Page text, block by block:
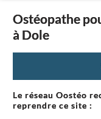
Ostéopathe
à Dole
Le réseau Oostéo
reprendre ce site :